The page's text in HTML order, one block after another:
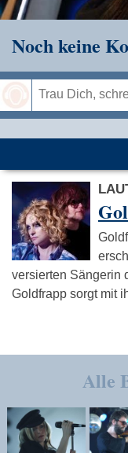
Noch keine
versierten Sängerin
Goldfrapp sorgt mit
Alle